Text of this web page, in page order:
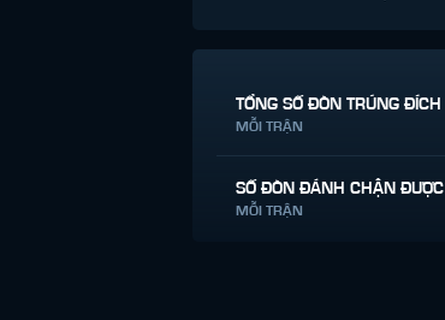
TỔNG SỐ ĐÒN TRÚNG ĐÍCH
MỖI TRẬN
SỐ ĐÒN ĐÁNH CHẶN ĐƯỢC
MỖI TRẬN